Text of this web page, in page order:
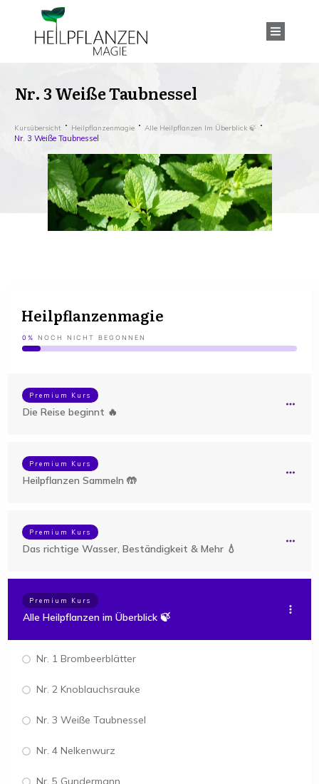
Nr. 3 Weiße Taubnessel
Kursübersicht Heilpflanzenmagie Alle Heilpflanzen Im Überblick 🍃
Nr. 3 Weiße Taubnessel
Heilpflanzenmagie
0% NOCH NICHT BEGONNEN
Premium Kurs
Die Reise beginnt 🔥
Premium Kurs
Heilpflanzen Sammeln 🤲
Premium Kurs
Das richtige Wasser, Beständigkeit & Mehr 💧
Premium Kurs
Alle Heilpflanzen im Überblick 🍃
Nr. 1 Brombeerblätter
Nr. 2 Knoblauchsrauke
Nr. 3 Weiße Taubnessel
Nr. 4 Nelkenwurz
Nr. 5 Gundermann